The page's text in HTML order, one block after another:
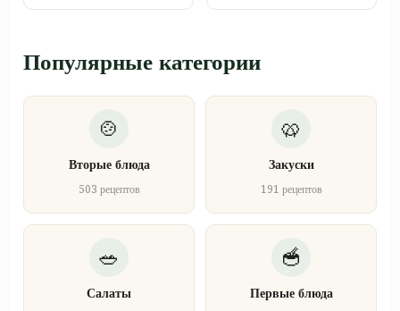
Популярные категории
Вторые блюда
503 рецептов
Закуски
191 рецептов
Салаты Первые блюда